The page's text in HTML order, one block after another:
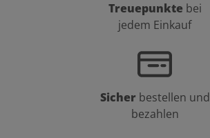
Treuepunkte bei
jedem Einkauf
Sicher bestellen und
bezahlen